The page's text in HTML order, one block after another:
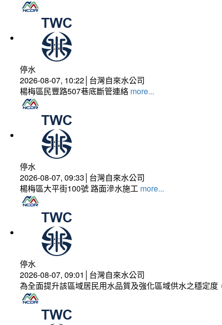
停水
2026-08-07, 10:22│台灣自來水公司
楊梅區民豐路507巷底斷管連絡 more...
停水
2026-08-07, 09:33│台灣自來水公司
楊梅區大平街100號 路面滲水施工 more...
停水
2026-08-07, 09:01│台灣自來水公司
為全面提升該區域居民用水品質及強化區域供水之穩定